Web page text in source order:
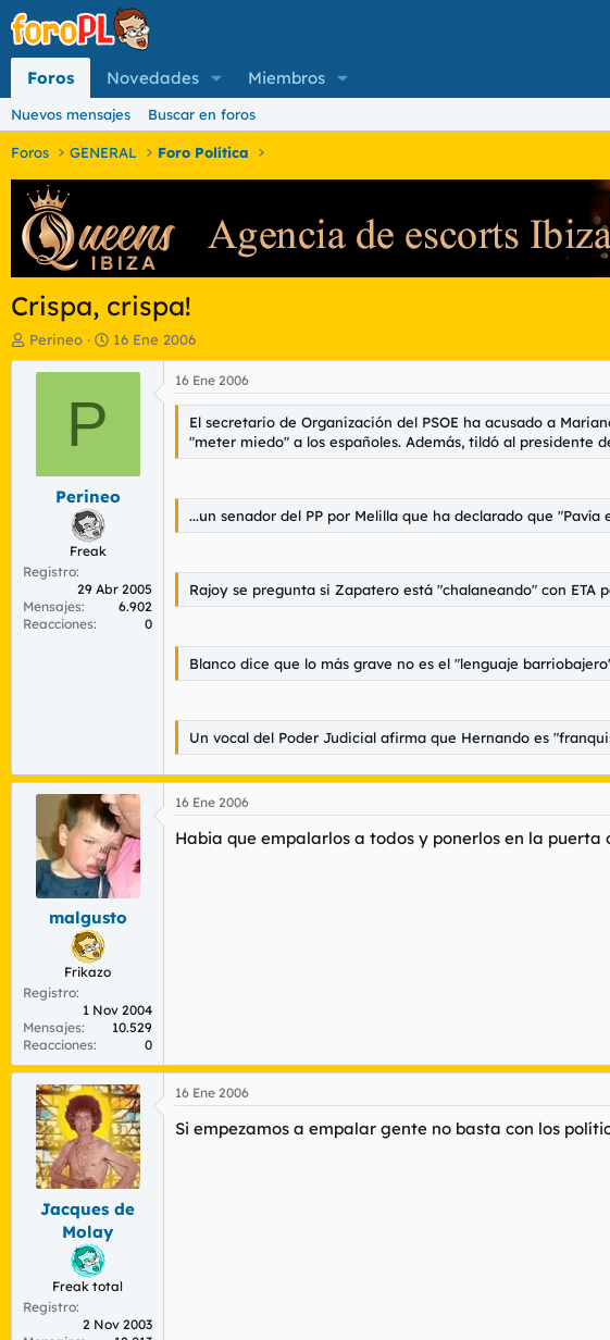
Foros Novedades Miembros
Nuevos mensajes Buscar en foros
Foros GENERAL Foro Política
Crispa, crispa!
I
n
o
t
m
a
Perineo
F
e
c
i
n
16 Ene 2006
P
Perineo
Freak
Registro
29 Abr 2005
Mensajes
6.902
Reacciones
0
16 Ene 2006
El secretario de Organización del PSOE ha acusado a
"meter miedo" a los españoles. Además, tildó al presidente
...un senador del PP por Melilla que ha declarado que
Rajoy se pregunta si Zapatero está "chalaneando" con ETA
Blanco dice que lo más grave no es el "lenguaje
Un vocal del Poder Judicial afirma que Hernando es
malgusto
Frikazo
Registro
1 Nov 2004
Mensajes
10.529
Reacciones
0
16 Ene 2006
Habia que empalarlos a todos y ponerlos en la puerta
Jacques de
Molay
Freak total
Registro
2 Nov 2003
16 Ene 2006
Si empezamos a empalar gente no basta con los